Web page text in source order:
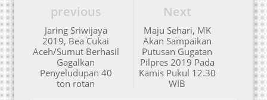
Next
Maju Sehari, MK
Akan Sampaikan
Putusan Gugatan
Pilpres 2019 Pada
Kamis Pukul 12.30
WIB
previous
Jaring Sriwijaya
2019, Bea Cukai
Aceh/Sumut Berhasil
Gagalkan
Penyeludupan 40
ton rotan